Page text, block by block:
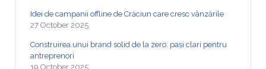
Idei de campanii offline de Crăciun care cresc vânzările
27 October 2025
Construirea unui brand solid de la zero: pași clari pentru
antreprenori
19 October 2025